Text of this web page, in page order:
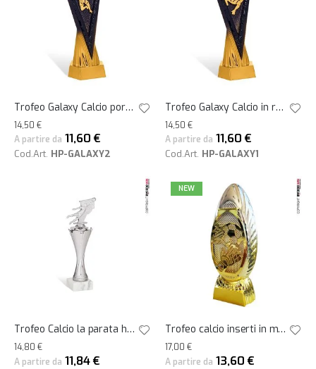
Trofeo Galaxy Calcio portiere in parata 28h
14,50 €
A partire da 11,60 €
Cod.Art. HP-GALAXY2
Trofeo Galaxy Calcio in rovesciata 28h
14,50 €
A partire da 11,60 €
Cod.Art. HP-GALAXY1
Trofeo Calcio la parata h32
14,80 €
A partire da 11,84 €
NEW
Trofeo calcio inserti in metallo guantoni h23
17,00 €
A partire da 13,60 €